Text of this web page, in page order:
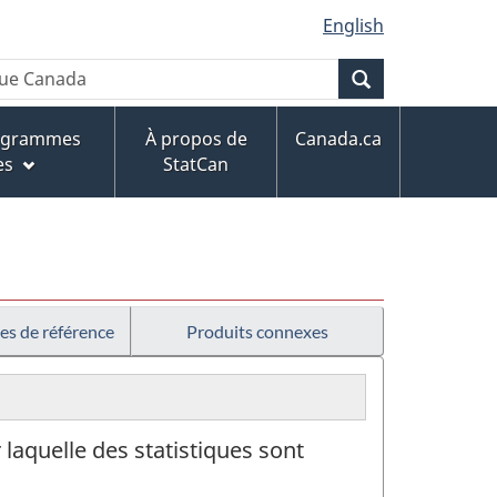
English
À propos de
StatCan
Canada.ca
de référence Produits connexes
des statistiques sont